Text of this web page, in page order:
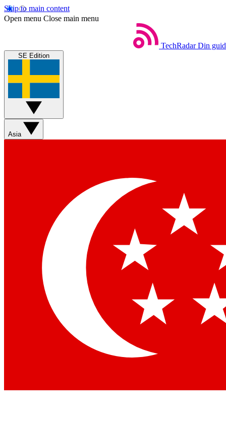
Skip to main content
Open menu Close main menu
TechRadar Din
SE Edition
Asia